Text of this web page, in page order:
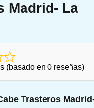
Madrid- La
(basado en 0 reseñas)
Trasteros